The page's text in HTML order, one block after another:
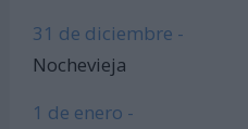
31 de diciembre -
Nochevieja
1 de enero -